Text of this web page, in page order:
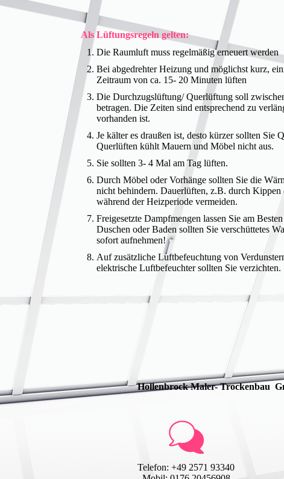
Als Lüftungsregeln gelten:
Die Raumluft muss regelmäßig erneuert werden
Bei abgedrehter Heizung und möglichst kurz,
Zeitraum von ca. 15- 20 Minuten lüften
Die Durchzugslüftung/ Querlüftung soll
betragen. Die Zeiten sind entsprechend zu
vorhanden ist.
Je kälter es draußen ist, desto kürzer sollten Sie
Querlüften kühlt Mauern und Möbel nicht aus.
Sie sollten 3- 4 Mal am Tag lüften.
Durch Möbel oder Vorhänge sollten Sie die
nicht behindern. Dauerlüften, z.B. durch Kippen
während der Heizperiode vermeiden.
Freigesetzte Dampfmengen lassen Sie am
Duschen oder Baden sollten Sie verschüttetes
sofort aufnehmen!
Auf zusätzliche Luftbefeuchtung von
elektrische Luftbefeuchter sollten Sie verzichten.
Hollenbrock Maler- Trockenbau
Telefon: +49 2571 93340